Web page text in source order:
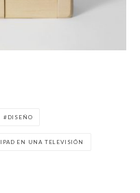
DISEÑO
IPAD EN UNA TELEVISIÓN